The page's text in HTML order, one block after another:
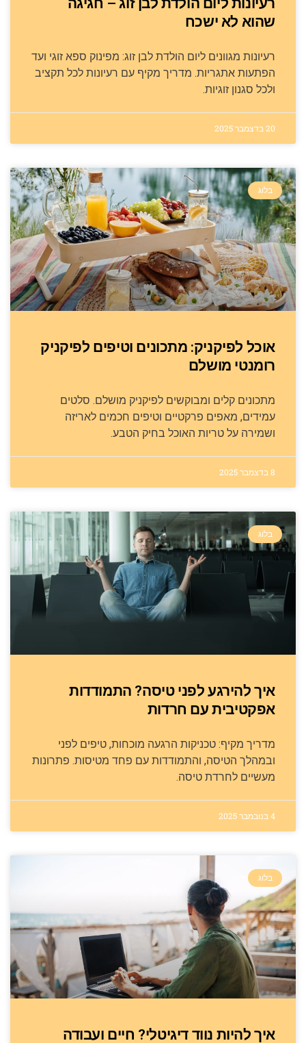
רעיונות ליום הולדת לבן זוג – חגיגה
שהוא לא ישכח
רעיונות מגוונים ליום הולדת לבן זוג: מפינוק ספא זוגי ועד
הפתעות אתגריות. מדריך מקיף עם רעיונות לכל תקציב
ולכל סגנון זוגיות.
20 בדצמבר 2025
בלוג
אוכל לפיקניק: מתכונים וטיפים לפיקניק
רומנטי מושלם
מתכונים קלים ומבוקשים לפיקניק מושלם. סלטים
עמידים, מאפים פרקטיים וטיפים חכמים לאריזה
ושמירה על טריות האוכל בחיק הטבע.
8 בדצמבר 2025
בלוג
איך להירגע לפני טיסה? התמודדות
אפקטיבית עם חרדות
מדריך מקיף: טכניקות הרגעה מוכחות, טיפים לפני
ובמהלך הטיסה, והתמודדות עם פחד מטיסות. פתרונות
מעשיים לחרדת טיסה.
4 בנובמבר 2025
בלוג
איך להיות נווד דיגיטלי? חיים ועבודה